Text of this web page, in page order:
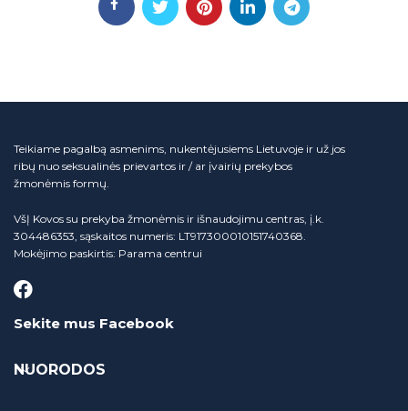
Teikiame pagalbą asmenims, nukentėjusiems Lietuvoje ir už jos
ribų nuo seksualinės prievartos ir / ar įvairių prekybos
žmonėmis formų.
VšĮ Kovos su prekyba žmonėmis ir išnaudojimu centras, į.k.
304486353, sąskaitos numeris: LT917300010151740368.
Mokėjimo paskirtis: Parama centrui
Sekite mus Facebook
NUORODOS